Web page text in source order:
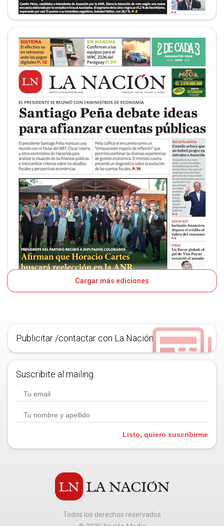
Cargar más ediciones
Publicitar /contactar con La Nación
Suscribite al mailing.
Listo, quiero suscribirme
Todos los derechos reservados